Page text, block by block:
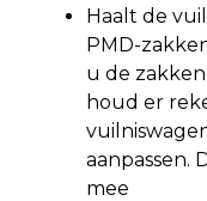
Haalt de
PMD-
u de
houd er
aanpassen.
mee